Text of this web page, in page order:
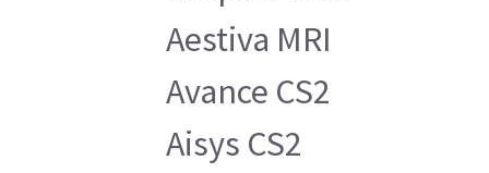
Aestiva MRI
Avance CS2
Aisys CS2